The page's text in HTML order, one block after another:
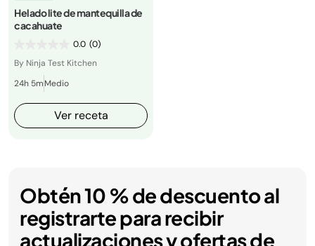
Helado lite de mantequilla de
cacahuate
0.0 (0)
By Ninja Test Kitchen
24h 5mMedio
Ver receta
Obtén 10 % de descuento al
registrarte para recibir
actualizaciones y ofertas de